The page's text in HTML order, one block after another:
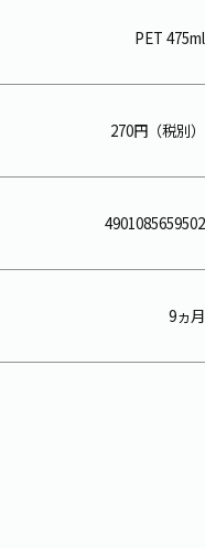
PET 475ml
270円（税別）
4901085659502
9ヵ月